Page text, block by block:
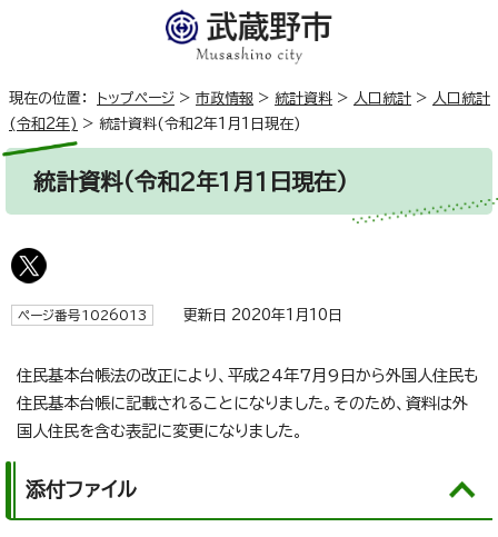
現在の位置： トップページ > 市政情報 > 統計資料 > 人口統計 > 人口統計
(令和2年) > 統計資料(令和2年1月1日現在)
統計資料(令和2年1月1日現在)
ページ番号1026013 更新日 2020年1月10日
住民基本台帳法の改正により、平成24年7月9日から外国人住民も
住民基本台帳に記載されることになりました。そのため、資料は外
国人住民を含む表記に変更になりました。
添付ファイル